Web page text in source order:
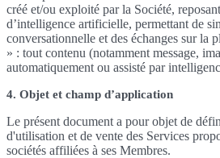
créé et/ou exploité par la Société,
d’intelligence artificielle, permettant de
conversationnelle et des échanges sur la
» : tout contenu (notamment message,
automatiquement ou assisté par
4. Objet et champ d’application
Le présent document a pour objet de
d'utilisation et de vente des Services
sociétés affiliées à ses Membres.